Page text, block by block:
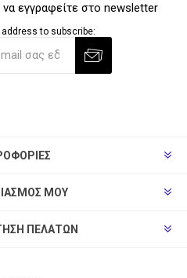
να εγγραφείτε στο newsletter
to subscribe:
ΜΟΥ
ΠΕΛΑΤΏΝ